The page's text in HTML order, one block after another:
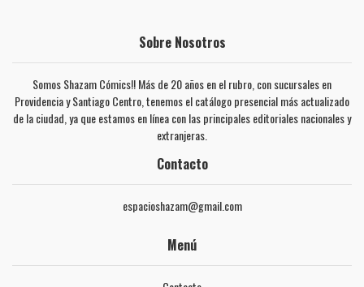
Sobre Nosotros
Somos Shazam Cómics!! Más de 20 años en el rubro, con sucursales en
Providencia y Santiago Centro, tenemos el catálogo presencial más actualizado
de la ciudad, ya que estamos en línea con las principales editoriales nacionales y
extranjeras.
Contacto
espacioshazam@gmail.com
Menú